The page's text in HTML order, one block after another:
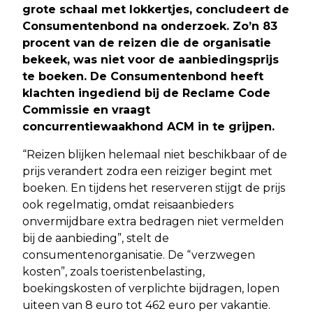
grote schaal met lokkertjes, concludeert de
Consumentenbond na onderzoek. Zo’n 83
procent van de reizen die de organisatie
bekeek, was niet voor de aanbiedingsprijs
te boeken. De Consumentenbond heeft
klachten ingediend bij de Reclame Code
Commissie en vraagt
concurrentiewaakhond ACM in te grijpen.
“Reizen blijken helemaal niet beschikbaar of de
prijs verandert zodra een reiziger begint met
boeken. En tijdens het reserveren stijgt de prijs
ook regelmatig, omdat reisaanbieders
onvermijdbare extra bedragen niet vermelden
bij de aanbieding”, stelt de
consumentenorganisatie. De “verzwegen
kosten”, zoals toeristenbelasting,
boekingskosten of verplichte bijdragen, lopen
uiteen van 8 euro tot 462 euro per vakantie.